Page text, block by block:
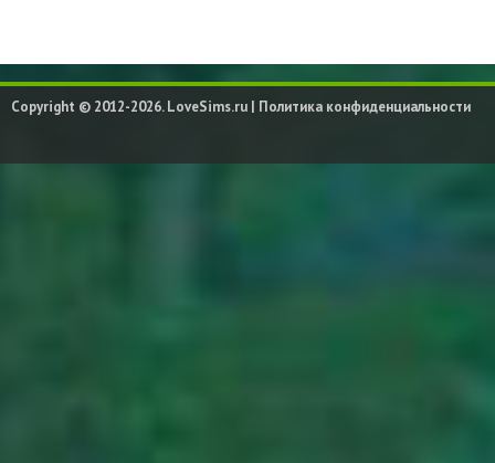
Copyright © 2012-2026. LoveSims.ru | Политика конфиденциальности